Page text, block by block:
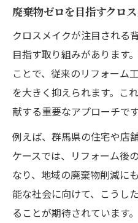
廃棄物ゼロを目指すクロ
クロスメイクが注目される
目指す取り組みがあります
ことで、従来のリフォーム
を大きく抑えられます。こ
献する重要なアプローチです
例えば、群馬県の住宅や店
ケースでは、リフォーム後
なり、地域の廃棄物削減に
能な社会に向けて、こうし
ることが期待されています。